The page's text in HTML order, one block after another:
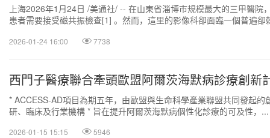
上海2026年1月24日 /美通社/ -- 在山東省淄博市規模最大的三甲醫院
患者需要接受磁共振檢查[1] 。然而，這里的影像科卻面臨一個普遍卻
2026-01-24 16:00 7738
西門子醫療聯合牽頭歐盟阿爾茨海默病診療創新
* ACCESS-AD項目為期五年，由歐盟與生命科學產業聯盟共同發起
研、臨床及行業機構 * 旨在提升阿爾茨海默病個性化診療的可及性，...
2026-01-15 15:15 5946